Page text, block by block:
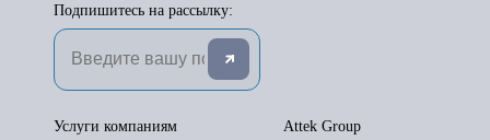
Подпишитесь на рассылку:
Attek Group
Услуги компаниям